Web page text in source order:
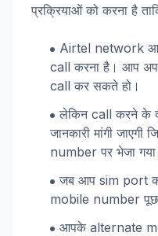
प्रक्रियाओं को करना है
Airtel network
call करना है। आप
call कर सकते हो।
लेकिन call करने के
जानकारी मांगी
number पर भेजा गया
जब आप sim port
mobile number
आपके alternate